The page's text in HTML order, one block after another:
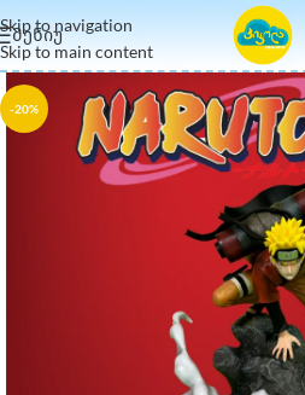
Skip to navigation
Skip to main content
ᲛᲔᲜᲘᲣ
-20%